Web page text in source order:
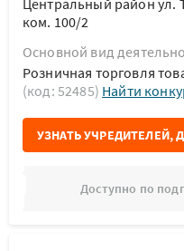
Центральный район ул.
ком. 100/2
Основной вид
Розничная торговля
(код: 52485) Найти
УЗНАТЬ УЧРЕДИТЕЛЕЙ,
Доступно по